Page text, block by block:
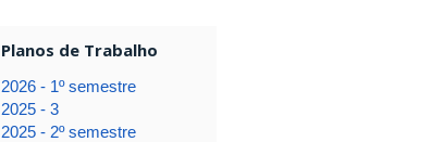
Planos de Trabalho
2026 - 1º semestre
2025 - 3
2025 - 2º semestre